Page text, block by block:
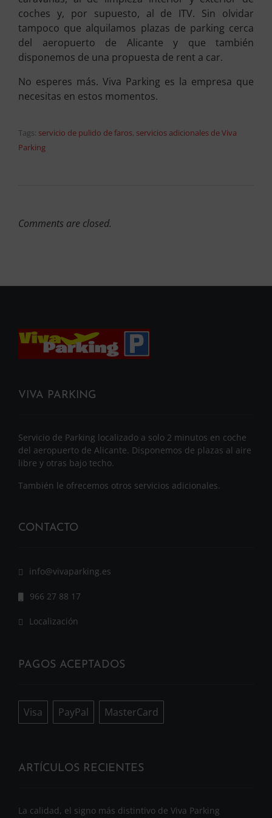
coches y, por supuesto, al de ITV. Sin olvidar
tampoco que alquilamos plazas de parking cerca
del aeropuerto de Alicante y que también
disponemos de una propuesta de rent a car.
No esperes más. Viva Parking es la empresa que
necesitas en estos momentos.
Tags: servicio de pulido de faros, servicios adicionales de Viva
Parking
Comments are closed.
VIVA PARKING
Servicio de Parking localizado a solo 2 minutos en coche
del aeropuerto de Alicante. Disponemos de plazas al aire
libre y otras bajo techo.
También le ofrecemos otros servicios adicionales.
CONTACTO
info@vivaparking.es
966 27 88 17
Localización
PAGOS ACEPTADOS
Visa PayPal MasterCard
ARTÍCULOS RECIENTES
La calidad, el signo más distintivo de Viva Parking